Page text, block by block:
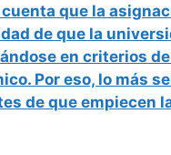
que la
de que la
en criterios
Por eso, lo más
de que empiecen